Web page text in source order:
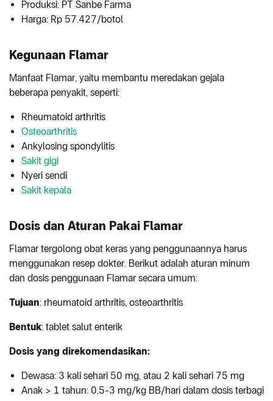
Produksi: PT Sanbe Farma
Harga: Rp 57.427/botol
Kegunaan Flamar
Manfaat Flamar, yaitu membantu meredakan gejala
beberapa penyakit, seperti:
Rheumatoid arthritis
Osteoarthritis
Ankylosing spondylitis
Sakit gigi
Nyeri sendi
Sakit kepala
Dosis dan Aturan Pakai Flamar
Flamar tergolong obat keras yang penggunaannya harus
menggunakan resep dokter. Berikut adalah aturan minum
dan dosis penggunaan Flamar secara umum:
Tujuan: rheumatoid arthritis, osteoarthritis
Bentuk: tablet salut enterik
Dosis yang direkomendasikan:
Dewasa: 3 kali sehari 50 mg, atau 2 kali sehari 75 mg
Anak > 1 tahun: 0,5-3 mg/kg BB/hari dalam dosis terbagi